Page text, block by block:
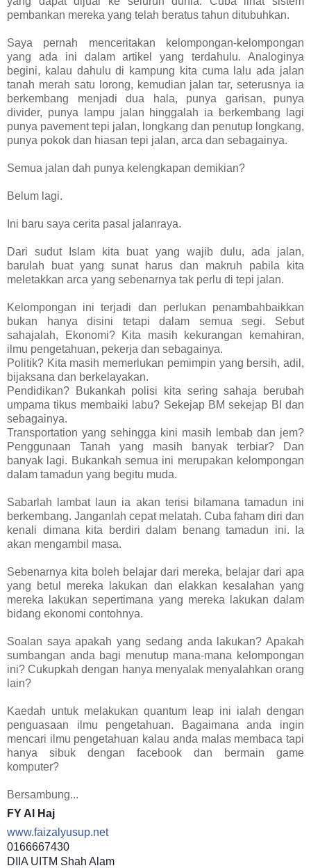
pembankan mereka yang telah beratus tahun ditubuhkan.
Saya pernah menceritakan kelompongan-kelompongan
yang ada ini dalam artikel yang terdahulu. Analoginya
begini, kalau dahulu di kampung kita cuma lalu ada jalan
tanah merah satu lorong, kemudian jalan tar, seterusnya ia
berkembang menjadi dua hala, punya garisan, punya
divider, punya lampu jalan hinggalah ia berkembang lagi
punya pavement tepi jalan, longkang dan penutup longkang,
punya pokok dan hiasan tepi jalan, arca dan sebagainya.
Semua jalan dah punya kelengkapan demikian?
Belum lagi.
Ini baru saya cerita pasal jalanraya.
Dari sudut Islam kita buat yang wajib dulu, ada jalan,
barulah buat yang sunat harus dan makruh pabila kita
meletakkan arca yang sebenarnya tak perlu di tepi jalan.
Kelompongan ini terjadi dan perlukan penambahbaikkan
bukan hanya disini tetapi dalam semua segi. Sebut
sahajalah, Ekonomi? Kita masih kekurangan kemahiran,
ilmu pengetahuan, pekerja dan sebagainya.
Politik? Kita masih memerlukan pemimpin yang bersih, adil,
bijaksana dan berkelayakan.
Pendidikan? Bukankah polisi kita sering sahaja berubah
umpama tikus membaiki labu? Sekejap BM sekejap BI dan
sebagainya.
Transportation yang sehingga kini masih lembab dan jem?
Penggunaan Tanah yang masih banyak terbiar? Dan
banyak lagi. Bukankah semua ini merupakan kelompongan
dalam tamadun yang begitu muda.
Sabarlah lambat laun ia akan terisi bilamana tamadun ini
berkembang. Janganlah cepat melatah. Cuba faham diri dan
kenali dimana kita berdiri dalam benang tamadun ini. Ia
akan mengambil masa.
Sebenarnya kita boleh belajar dari mereka, belajar dari apa
yang betul mereka lakukan dan elakkan kesalahan yang
mereka lakukan sepertimana yang mereka lakukan dalam
bidang ekonomi contohnya.
Soalan saya apakah yang sedang anda lakukan? Apakah
sumbangan anda bagi menutup mana-mana kelompongan
ini? Cukupkah dengan hanya menyalak menyalahkan orang
lain?
Kaedah untuk melakukan quantum leap ini ialah dengan
penguasaan ilmu pengetahuan. Bagaimana anda ingin
mencari ilmu pengetahuan kalau anda malas membaca tapi
hanya sibuk dengan facebook dan bermain game
komputer?
Bersambung...
FY Al Haj
www.faizalyusup.net
0166667430
DIIA UITM Shah Alam